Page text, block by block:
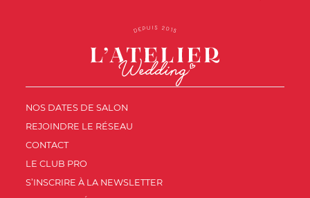
NOS DATES DE SALON
REJOINDRE LE RÉSEAU
CONTACT
LE CLUB PRO
S’INSCRIRE À LA NEWSLETTER